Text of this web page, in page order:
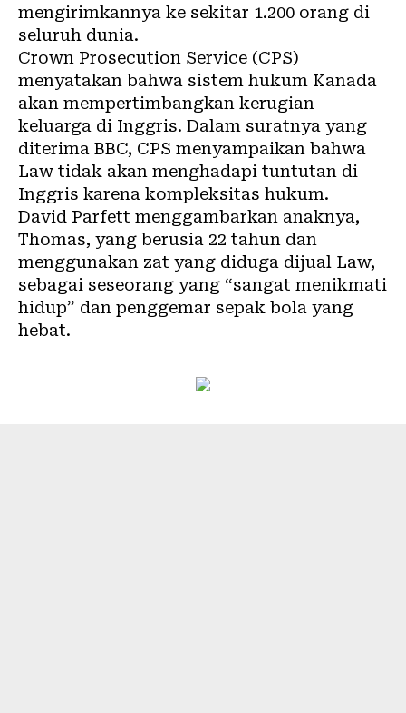
mengirimkannya ke sekitar 1.200 orang di
seluruh dunia.
Crown Prosecution Service (CPS)
menyatakan bahwa sistem hukum Kanada
akan mempertimbangkan kerugian
keluarga di Inggris. Dalam suratnya yang
diterima BBC, CPS menyampaikan bahwa
Law tidak akan menghadapi tuntutan di
Inggris karena kompleksitas hukum.
David Parfett menggambarkan anaknya,
Thomas, yang berusia 22 tahun dan
menggunakan zat yang diduga dijual Law,
sebagai seseorang yang “sangat menikmati
hidup” dan penggemar sepak bola yang
hebat.